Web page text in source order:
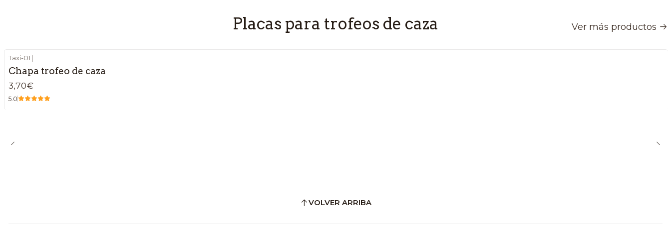
Placas para trofeos de caza Ver más productos
Taxi-01 |
Chapa trofeo de caza
3,70€
5.0
VOLVER ARRIBA